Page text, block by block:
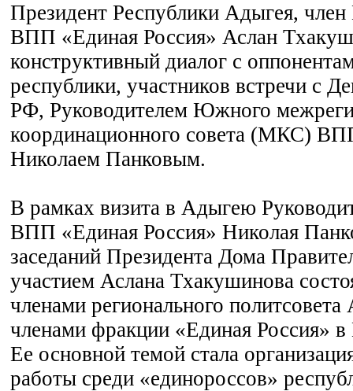
Президент Республики Адыгея,
ВПП «Единая Россия» Аслан
конструктивный диалог с
республики, участников встречи с
РФ, Руководителем Южного
координационного совета (МКС)
Николаем Панковым.
В рамках визита в Адыгею
ВПП «Единая Россия» Николая
заседаний Президента Дома
участием Аслана Тхакушинова
членами регионального
членами фракции «Единая Россия»
Ее основной темой стала
работы среди «единороссов»